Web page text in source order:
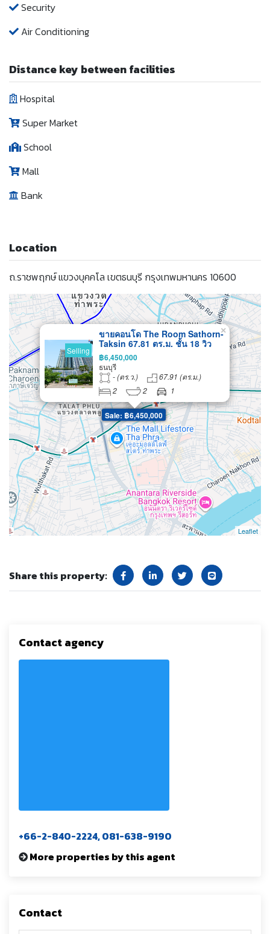
Security
Air Conditioning
Distance key between facilities
Hospital
Super Market
School
Mall
Bank
Location
ถ.ราชพฤกษ์ แขวงบุคคโล เขตธนบุรี กรุงเทพมหานคร 10600
Sale: ฿6,450,000
Selling
ขายคอนโด The Room Sathorn-
Taksin 67.81 ตร.ม. ชั้น 18 วิว
เมืองสวย แต่งครบ พร้อมอยู่ ติด
ถนนใหญ่ ใกล้ BTS
฿6,450,000
ธนบุรี
- (ตร.ว.)
67.91 (ตร.ม.)
2
2 1
×
Leaflet
Share this property:
Contact agency
+66-2-840-2224, 081-638-9190
More properties by this agent
Contact